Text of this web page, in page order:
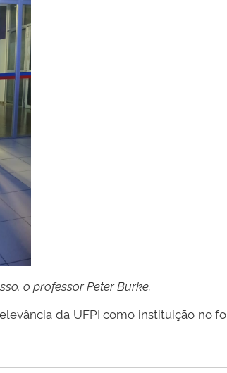
o professor Peter Burke.
da UFPI como instituição no